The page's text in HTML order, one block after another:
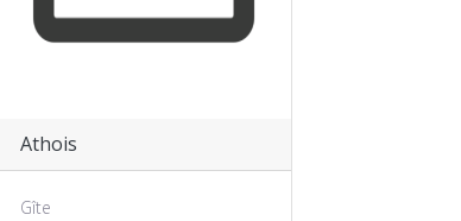
Athois
Gîte